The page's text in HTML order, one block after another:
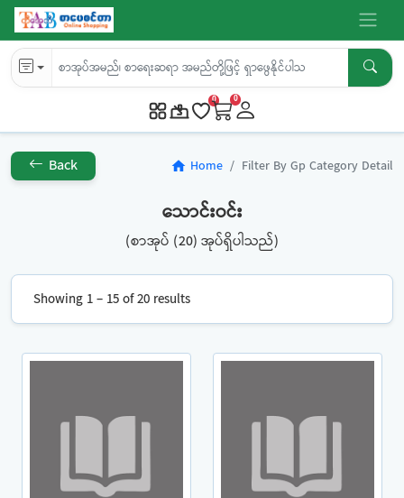
0 0
Back home Home Filter By Gp Category Detail
သောင်းဝင်း
(စာအုပ် (20) အုပ်ရှိပါသည်)
Showing 1 – 15 of 20 results